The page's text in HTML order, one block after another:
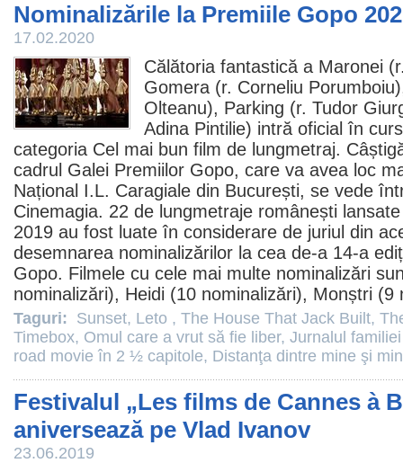
Nominalizările la Premiile Gopo
17.02.2020
Călătoria fantastică a Maronei
Gomera (r. Corneliu Porumboiu
Olteanu), Parking (r. Tudor
Adina Pintilie) intră oficial în
categoria Cel mai bun film de lungmetraj.
cadrul Galei Premiilor Gopo, care va avea loc
Național I.L. Caragiale din București, se vede
Cinemagia. 22 de lungmetraje românești
2019 au fost luate în considerare de juriul din
desemnarea nominalizărilor la cea de-a 14-a
Gopo. Filmele cu cele mai multe nominalizări
nominalizări), Heidi (10 nominalizări), Monștri
Taguri: Sunset, Leto , The House That Jack Built,
Timebox, Omul care a vrut să fie liber, Jurnalul
road movie în 2 ½ capitole, Distanţa dintre mine şi
Festivalul „Les films de Cannes à
aniversează pe Vlad Ivanov
23.06.2019